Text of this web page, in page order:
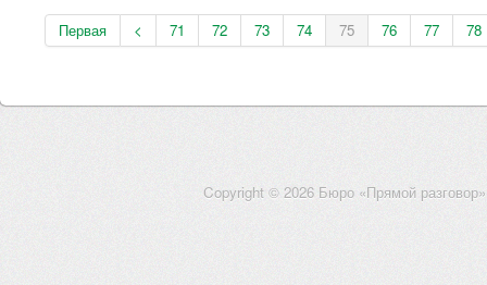
Первая < 71 72 73 74 75 76 77 78
Copyright © 2026 Бюро «Прямой